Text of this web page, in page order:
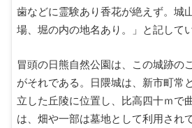
歯などに霊験あり香花が絶えず。城
場、堀の内の地名あり。」と記してい
冒頭の日熊自然公園は、この城跡の
がそれである。日隈城は、新市町常
立した丘陵に位置し、比高四十ｍで
は、畑や一部は墓地として利用され